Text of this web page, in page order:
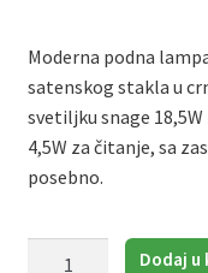
Moderna podna
satenskog stakla u
svetiljku snage
4,5W za čitanje, sa
posebno.
Dodaj u